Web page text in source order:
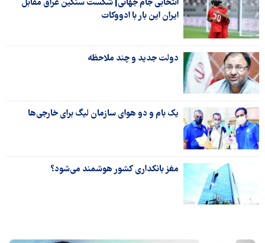
انتخابی جام جهانی| شکست سنگین عراق مقابل
ایران این بار با ادووکات
دولت جدید و چند ملاحظه
یک بام و دو هوای سازمان لیگ برای خارجی‌ها
مغز بانکداری کشور هوشمند می‌شود؟